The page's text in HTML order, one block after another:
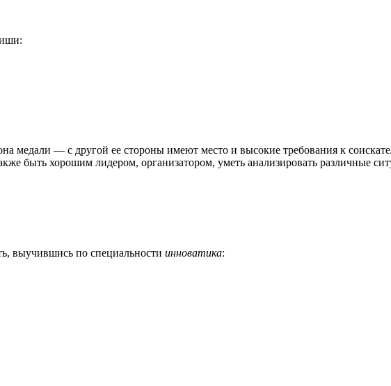
медали — с другой ее стороны имеют место и высокие требования к
быть хорошим лидером, организатором, уметь анализировать различные
выучившись по специальности инноватика: